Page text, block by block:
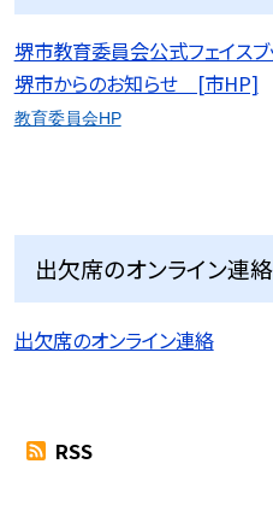
堺市教育委員会公式フェイスブ
堺市からのお知らせ [市HP]
教育委員会HP
出欠席のオンライン連絡
出欠席のオンライン連絡
RSS